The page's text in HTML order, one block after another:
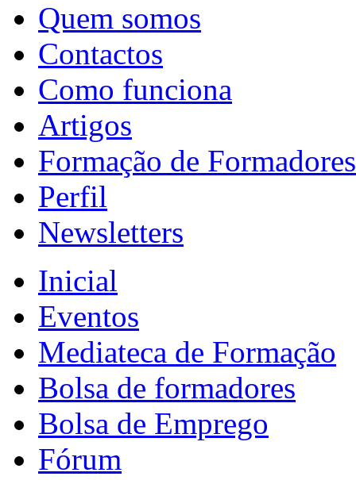
Quem somos
Contactos
Como funciona
Artigos
Formação de Formadores
Perfil
Newsletters
Inicial
Eventos
Mediateca de Formação
Bolsa de formadores
Bolsa de Emprego
Fórum